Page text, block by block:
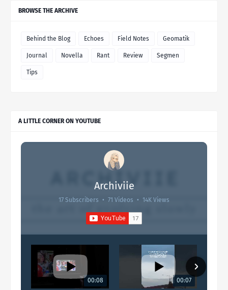
BROWSE THE ARCHIVE
Behind the Blog Echoes Field Notes Geomatik
Journal Novella Rant Review Segmen
Tips
A LITTLE CORNER ON YOUTUBE
Archiviie
17 Subscribers • 71 Videos • 14K Views
00:08 00:07